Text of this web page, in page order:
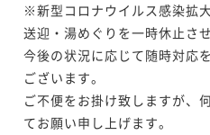
※新型コロナウイルス感染拡
送迎・湯めぐりを一時休止さ
今後の状況に応じて随時対応
ございます。
ご不便をお掛け致しますが、
てお願い申し上げます。